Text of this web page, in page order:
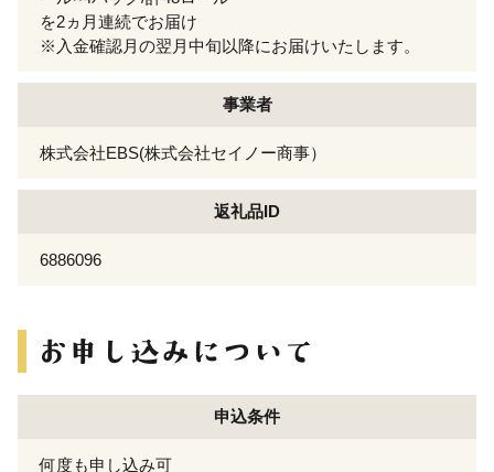
を2ヵ月連続でお届け
※入金確認月の翌月中旬以降にお届けいたします。
事業者
株式会社EBS(株式会社セイノー商事）
返礼品ID
6886096
申込条件
何度も申し込み可